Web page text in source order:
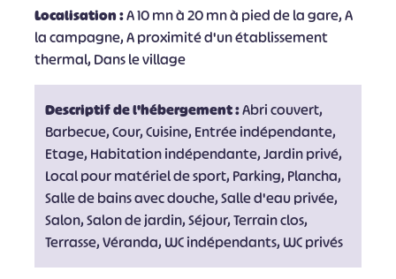
Localisation :A 10 mn à 20 mn à pied de la gare, A
la campagne, A proximité d'un établissement
thermal, Dans le village
Descriptif de l'hébergement :Abri couvert,
Barbecue, Cour, Cuisine, Entrée indépendante,
Etage, Habitation indépendante, Jardin privé,
Local pour matériel de sport, Parking, Plancha,
Salle de bains avec douche, Salle d'eau privée,
Salon, Salon de jardin, Séjour, Terrain clos,
Terrasse, Véranda, WC indépendants, WC privés